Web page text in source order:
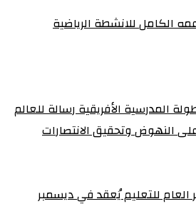
الكامل للانشطة الرياضية
المدرسية الأفريقية رسالة للعالم
النهوض وتحقيق الانتصارات
العام للتعليم يُعقد في ديسمبر